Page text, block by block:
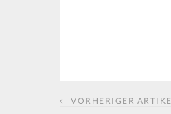
VORHERIGER